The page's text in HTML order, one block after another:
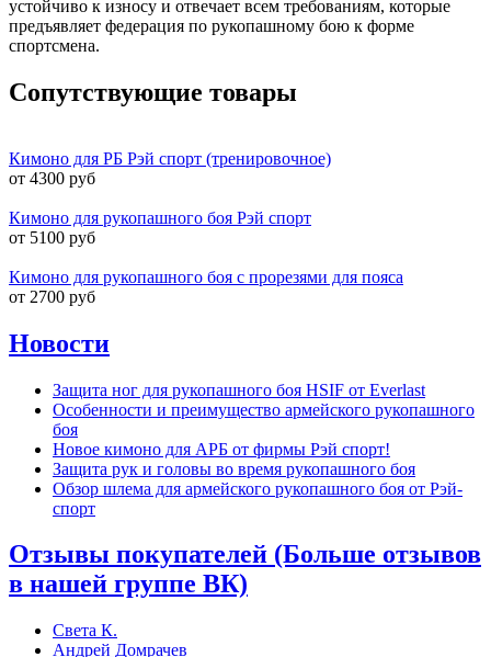
устойчиво к износу и отвечает всем требованиям, которые
предъявляет федерация по рукопашному бою к форме
спортсмена.
Сопутствующие товары
Кимоно для РБ Рэй спорт (тренировочное)
от 4300 руб
Кимоно для рукопашного боя Рэй спорт
от 5100 руб
Кимоно для рукопашного боя с прорезями для пояса
от 2700 руб
Новости
Защита ног для рукопашного боя HSIF от Everlast
Особенности и преимущество армейского рукопашного
боя
Новое кимоно для АРБ от фирмы Рэй спорт!
Защита рук и головы во время рукопашного боя
Обзор шлема для армейского рукопашного боя от Рэй-
спорт
Отзывы покупателей (Больше отзывов
в нашей группе ВК)
Света К.
Андрей Домрачев